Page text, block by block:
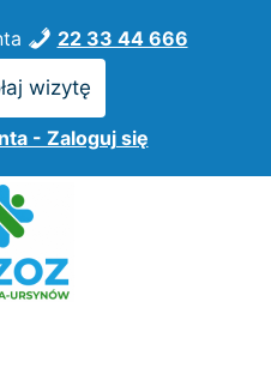
22 33 44 666
wizytę
- Zaloguj się